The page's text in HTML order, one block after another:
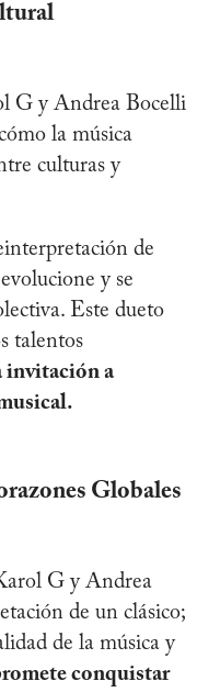
G y Andrea Bocelli
la música
culturas y
de
y se
Este dueto
talentos
invitación a
Globales
G y Andrea
de un clásico;
de la música y
conquistar